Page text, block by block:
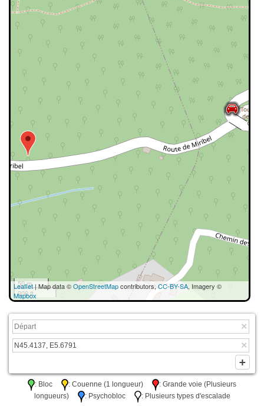
50 m
200 ft
Leaflet| Map data ©OpenStreetMapcontributors,CC-BY-SA , Imagery ©
Mapbox
: Bloc : Couenne (1 longueur)
: Grande voie (Plusieurs
longueurs)
: Psychobloc : Plusieurs types d'escalade